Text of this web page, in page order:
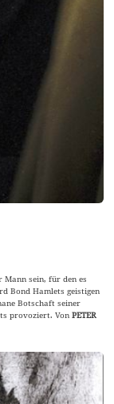
Mann sein, für den es
Bond Hamlets geistigen
Botschaft seiner
provoziert. VonPETER